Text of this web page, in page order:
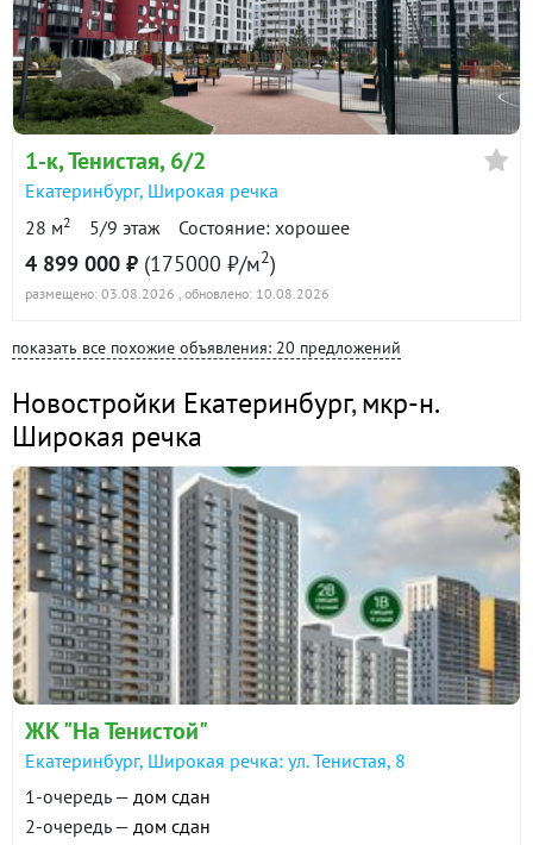
1-к, Тенистая, 6/2
Екатеринбург, Широкая речка
28 м2 5/9 этаж Состояние: хорошее
4 899 000 ₽ (175000 ₽/м2)
размещено: 03.08.2026 , обновлено: 10.08.2026
показать все похожие объявления: 20 предложений
Новостройки Екатеринбург,мкр-н.
Широкая речка
ЖК "На Тенистой"
Екатеринбург, Широкая речка: ул. Тенистая, 8
1-очередь — дом сдан
2-очередь — дом сдан